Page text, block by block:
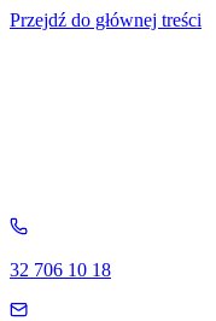
Przejdź do głównej treści
32 706 10 18